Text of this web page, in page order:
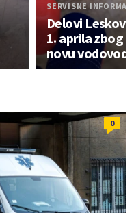
SERVISNE
Delovi
1. aprila zbog
novu
0